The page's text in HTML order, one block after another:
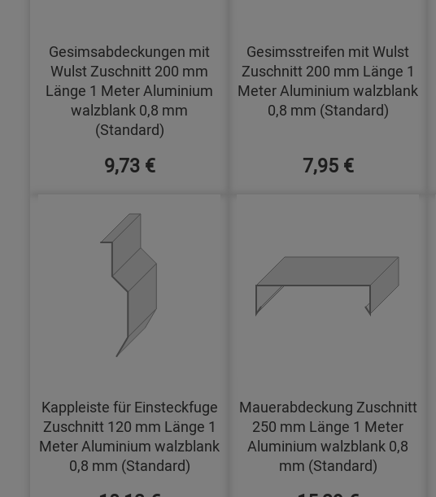
Gesimsabdeckungen mit
Wulst Zuschnitt 200 mm
Länge 1 Meter Aluminium
walzblank 0,8 mm
(Standard)
9,73 €
Gesimsstreifen mit Wulst
Zuschnitt 200 mm Länge 1
Meter Aluminium walzblank
0,8 mm (Standard)
7,95 €
Kappleiste für Einsteckfuge
Zuschnitt 120 mm Länge 1
Meter Aluminium walzblank
0,8 mm (Standard)
Mauerabdeckung Zuschnitt
250 mm Länge 1 Meter
Aluminium walzblank 0,8
mm (Standard)